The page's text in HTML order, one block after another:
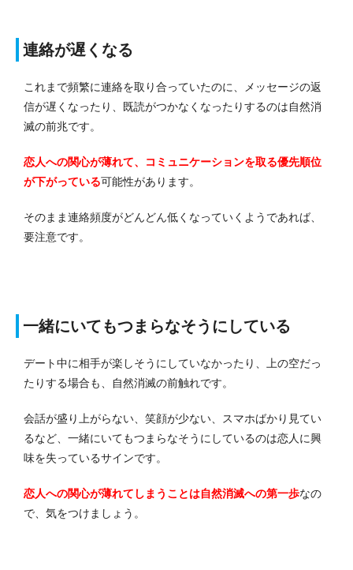
連絡が遅くなる
これまで頻繁に連絡を取り合っていたのに、メッセージの返
信が遅くなったり、既読がつかなくなったりするのは自然消
滅の前兆です。
恋人への関心が薄れて、コミュニケーションを取る優先順位
が下がっている可能性があります。
そのまま連絡頻度がどんどん低くなっていくようであれば、
要注意です。
一緒にいてもつまらなそうにしている
デート中に相手が楽しそうにしていなかったり、上の空だっ
たりする場合も、自然消滅の前触れです。
会話が盛り上がらない、笑顔が少ない、スマホばかり見てい
るなど、一緒にいてもつまらなそうにしているのは恋人に興
味を失っているサインです。
恋人への関心が薄れてしまうことは自然消滅への第一歩なの
で、気をつけましょう。